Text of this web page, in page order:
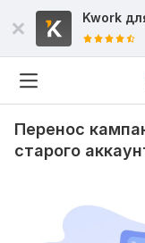
Kwork
Перенос
старого